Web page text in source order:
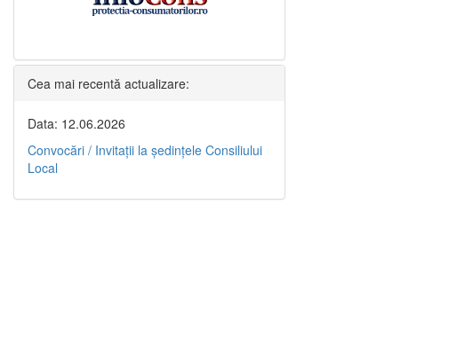
Cea mai recentă actualizare:
Data: 12.06.2026
Convocări / Invitaţii la şedinţele Consiliului
Local